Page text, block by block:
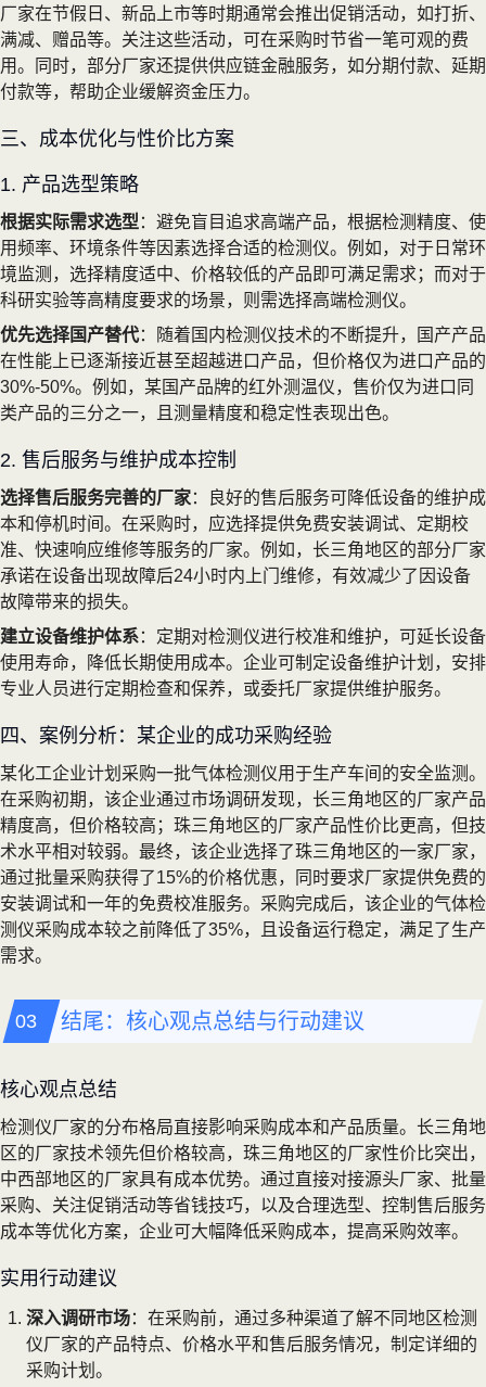
厂家在节假日、新品上市等时期通常会推出促销活动，如打折、
满减、赠品等。关注这些活动，可在采购时节省一笔可观的费
用。同时，部分厂家还提供供应链金融服务，如分期付款、延期
付款等，帮助企业缓解资金压力。
三、成本优化与性价比方案
1. 产品选型策略
根据实际需求选型 ：避免盲目追求高端产品，根据检测精度、使
用频率、环境条件等因素选择合适的检测仪。例如，对于日常环
境监测，选择精度适中、价格较低的产品即可满足需求；而对于
科研实验等高精度要求的场景，则需选择高端检测仪。
优先选择国产替代：随着国内检测仪技术的不断提升，国产产品
在性能上已逐渐接近甚至超越进口产品，但价格仅为进口产品的
30%-50%。例如，某国产品牌的红外测温仪，售价仅为进口同
类产品的三分之一，且测量精度和稳定性表现出色。
2. 售后服务与维护成本控制
选择售后服务完善的厂家：良好的售后服务可降低设备的维护成
本和停机时间。在采购时，应选择提供免费安装调试、定期校
准、快速响应维修等服务的厂家。例如，长三角地区的部分厂家
承诺在设备出现故障后24小时内上门维修，有效减少了因设备
故障带来的损失。
建立设备维护体系：定期对检测仪进行校准和维护，可延长设备
使用寿命，降低长期使用成本。企业可制定设备维护计划，安排
专业人员进行定期检查和保养，或委托厂家提供维护服务。
四、案例分析：某企业的成功采购经验
某化工企业计划采购一批气体检测仪用于生产车间的安全监测。
在采购初期，该企业通过市场调研发现，长三角地区的厂家产品
精度高，但价格较高；珠三角地区的厂家产品性价比更高，但技
术水平相对较弱。最终，该企业选择了珠三角地区的一家厂家，
通过批量采购获得了15%的价格优惠，同时要求厂家提供免费的
安装调试和一年的免费校准服务。采购完成后，该企业的气体检
测仪采购成本较之前降低了35%，且设备运行稳定，满足了生产
需求。
结尾：核心观点总结与行动建议
核心观点总结
检测仪厂家的分布格局直接影响采购成本和产品质量。长三角地
区的厂家技术领先但价格较高，珠三角地区的厂家性价比突出，
中西部地区的厂家具有成本优势。通过直接对接源头厂家、批量
采购、关注促销活动等省钱技巧，以及合理选型、控制售后服务
成本等优化方案，企业可大幅降低采购成本，提高采购效率。
实用行动建议
深入调研市场：在采购前，通过多种渠道了解不同地区检测
仪厂家的产品特点、价格水平和售后服务情况，制定详细的
采购计划。